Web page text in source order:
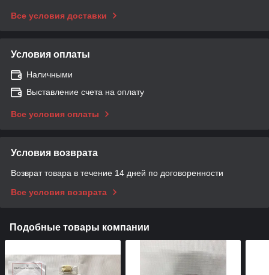
Все условия доставки
Условия оплаты
Наличными
Выставление счета на оплату
Все условия оплаты
Условия возврата
Возврат товара в течение 14 дней по договоренности
Все условия возврата
Подобные товары компании